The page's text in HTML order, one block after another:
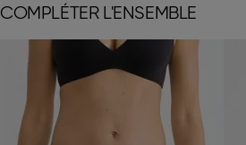
COMPLÉTER L'ENSEMBLE